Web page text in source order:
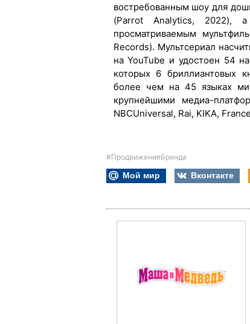
востребованным шоу для
(Parrot Analytics, 2022),
просматриваемым
Records). Мультсериал
на YouTube и удостоен 54
которых 6 бриллиантовых
более чем на 45 языках
крупнейшими медиа-
NBCUniversal, Rai, KIKA,
#ПродвижениеБренда
Мой мир Вконтакте